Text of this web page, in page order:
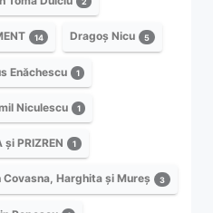
14 Dragoș Nicu 5
Enăchescu 1
Niculescu 1
PRIZREN 1
Covasna, Harghita și Mureș 3